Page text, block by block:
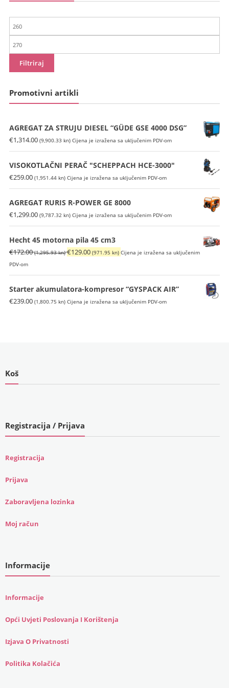
Min
cijena
Maks
cijena
Filtriraj
Promotivni artikli
AGREGAT ZA STRUJU DIESEL “GÜDE GSE 4000 DSG”
€1,314.00 (9,900.33 kn) Cijena je izražena sa uključenim PDV-om
VISOKOTLAČNI PERAČ "SCHEPPACH HCE-3000"
€259.00 (1,951.44 kn) Cijena je izražena sa uključenim PDV-om
AGREGAT RURIS R-POWER GE 8000
€1,299.00 (9,787.32 kn) Cijena je izražena sa uključenim PDV-om
Hecht 45 motorna pila 45 cm3
€172.00 (1,295.93 kn)Izvorna
bila
je:
€172.00
€129.00 (971.95 kn) Trenutna
je:
€129.00
(971.95
Cijena je izražena sa uključenim
PDV-om
Starter akumulatora-kompresor “GYSPACK AIR”
€239.00 (1,800.75 kn) Cijena je izražena sa uključenim PDV-om
Koš
Registracija / Prijava
Registracija
Prijava
Zaboravljena lozinka
Moj račun
Informacije
Informacije
Opći Uvjeti Poslovanja I Korištenja
Izjava O Privatnosti
Politika Kolačića